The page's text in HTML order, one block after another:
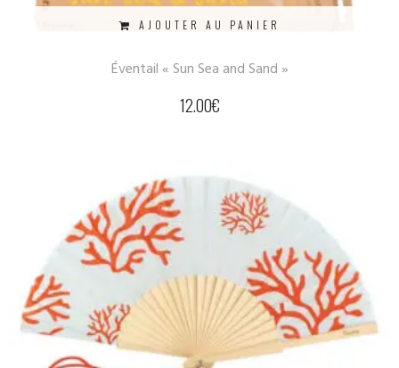
AJOUTER AU PANIER
Éventail « Sun Sea and Sand »
12.00€